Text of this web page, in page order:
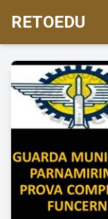
RETOEDU